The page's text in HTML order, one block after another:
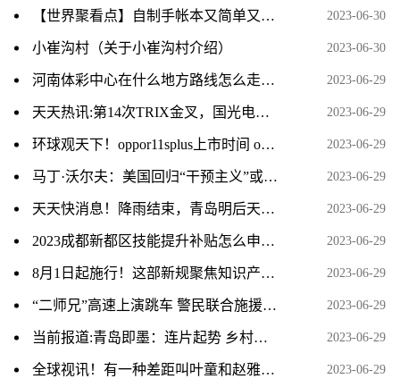
【世界聚看点】自制手帐本又简单又漂亮（自己动手做一本可爱满分的手帐本吧） 2023-06-30
小崔沟村（关于小崔沟村介绍） 2023-06-30
河南体彩中心在什么地方路线怎么走_河南体彩中心的具体地址是哪里 2023-06-29
天天热讯:第14次TRIX金叉，国光电气买入胜率如何？看数据说n 2023-06-29
环球观天下！oppor11splus上市时间 oppor11splus 2023-06-29
马丁·沃尔夫：美国回归“干预主义”或事与愿违 环球短讯 2023-06-29
天天快消息！降雨结束，青岛明后天晴天相伴！高温天气回归，明天最高气温33℃ 2023-06-29
2023成都新都区技能提升补贴怎么申请？ 2023-06-29
8月1日起施行！这部新规聚焦知识产权领域反垄断重难点问题_焦点速看 2023-06-29
“二师兄”高速上演跳车 警民联合施援手|天天热门 2023-06-29
当前报道:青岛即墨：连片起势 乡村振兴展现新图景 2023-06-29
全球视讯！有一种差距叫叶童和赵雅芝，白娘子30年后，两人现状成天壤之别 2023-06-29